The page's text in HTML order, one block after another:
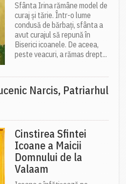
Sfânta Irina rămâne model de
curaj și tărie. Într-o lume
condusă de bărbați, sfânta a
avut curajul să repună în
Biserici icoanele. De aceea,
peste veacuri, a rămas drept...
Narcis, Patriarhul
Cinstirea Sfintei
Icoane a Maicii
Domnului de la
Valaam